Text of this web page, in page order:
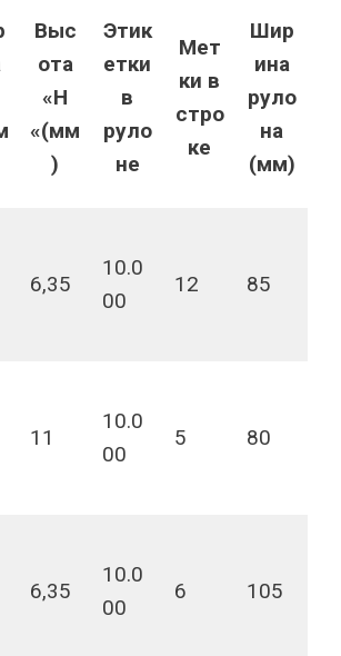
Выс
ота
«H
«(мм
)
Этик
етки
в
руло
не
Мет
ки в
стро
ке
Шир
ина
руло
на
(мм)
6,35
10.0
00
12 85
11
10.0
00
5 80
6,35
10.0
00
6 105